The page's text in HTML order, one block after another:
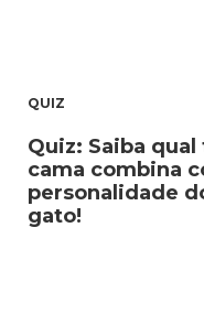
QUIZ
Quiz: Saiba qual
cama combina
personalidade
gato!